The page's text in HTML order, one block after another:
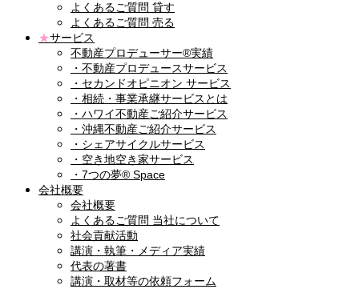
よくあるご質問 貸す
よくあるご質問 売る
★サービス
不動産プロデューサー®実績
・不動産プロデュースサービス
・セカンドオピニオン サービス
・相続・事業承継サービスとは
・ハワイ不動産ご紹介サービス
・沖縄不動産ご紹介サービス
・シェアサイクルサービス
・空き地空き家サービス
・7つの夢® Space
会社概要
会社概要
よくあるご質問 当社について
社会貢献活動
講演・執筆・メディア実績
代表の著書
講演・取材等の依頼フォーム